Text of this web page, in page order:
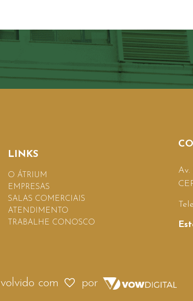
LINKS
O ÁTRIUM
EMPRESAS
SALAS COMERCIAIS
ATENDIMENTO
TRABALHE CONOSCO
com por